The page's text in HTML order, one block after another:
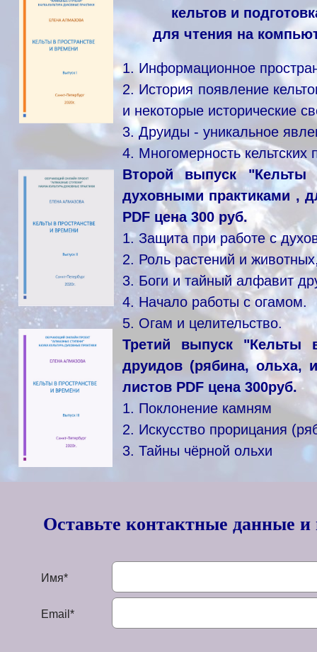
Имя*
Email*
Оставьте контактные данные
кельтов и
для чтения на
1. Информационное
2. История появление
и некоторые исторические
3. Друиды - уникальное
4. Многомерность кельтских
Второй выпуск
духовными практиками ,
PDF цена 300 руб.
1. Защита при работе с
2. Роль растений и
3. Боги и тайный алфавит
4. Начало работы с огамом.
5. Огам и целительство.
Третий выпуск "Кельты
друидов (рябина, ольха,
листов PDF цена 300руб.
1. Поклонение
2. Искусство
3. Тайны чёрной ольхи